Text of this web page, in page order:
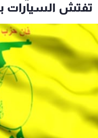
تفتش السيارات
إقتصاد
منوعات
كأس العالم
البرامج
جدول البرامج